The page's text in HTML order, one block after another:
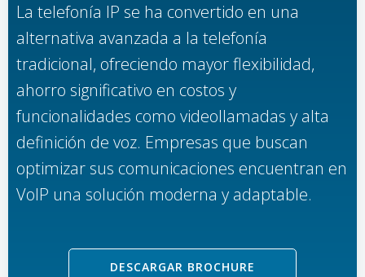
La telefonía IP se ha convertido en una
alternativa avanzada a la telefonía
tradicional, ofreciendo mayor flexibilidad,
ahorro significativo en costos y
funcionalidades como videollamadas y alta
definición de voz. Empresas que buscan
optimizar sus comunicaciones encuentran en
VoIP una solución moderna y adaptable.
DESCARGAR BROCHURE